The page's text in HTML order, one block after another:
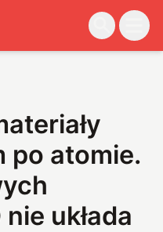
po atomie.
układa